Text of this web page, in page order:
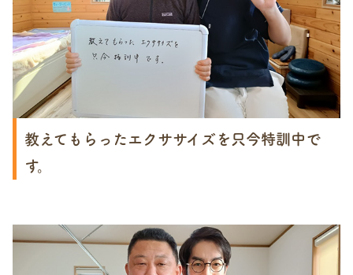
教えてもらったエクササイズを只今特訓中で
す。